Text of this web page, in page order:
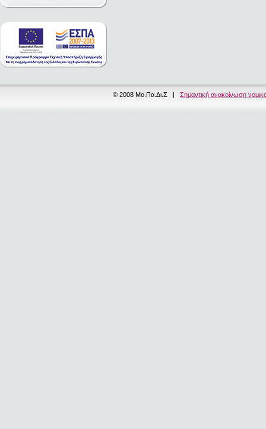
© 2008 Μο.Πα.Δι.Σ | Σημαντική ανακοίνωση